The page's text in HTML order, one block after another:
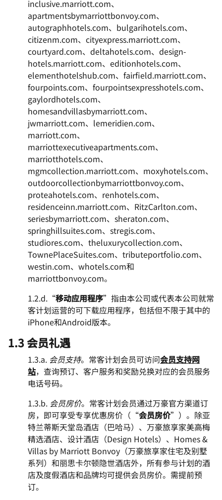
inclusive.marriott.com、
apartmentsbymarriottbonvoy.com、
autographhotels.com、bulgarihotels.com、
citizenm.com、cityexpress.marriott.com、
courtyard.com、deltahotels.com、design-
hotels.marriott.com、editionhotels.com、
elementhotelshub.com、fairfield.marriott.com、
fourpoints.com、fourpointsexpresshotels.com、
gaylordhotels.com、
homesandvillasbymarriott.com、
jwmarriott.com、lemeridien.com、
marriott.com、
marriottexecutiveapartments.com、
marriotthotels.com、
mgmcollection.marriott.com、moxyhotels.com、
outdoorcollectionbymarriottbonvoy.com、
proteahotels.com、renhotels.com、
residenceinn.marriott.com、RitzCarlton.com、
seriesbymarriott.com、sheraton.com、
springhillsuites.com、stregis.com、
studiores.com、theluxurycollection.com、
TownePlaceSuites.com、tributeportfolio.com、
westin.com、whotels.com和
marriottbonvoy.com。
1.2.d.“移动应用程序”指由本公司或代表本公司就常
客计划运营的可下载应用程序，包括但不限于其中的
iPhone和Android版本。
1.3 会员礼遇
1.3.a. 会员支持。常客计划会员可访问会员支持网
站，查询预订、客户服务和奖励兑换对应的会员服务
电话号码。
1.3.b. 会员房价。常客计划会员通过万豪官方渠道订
房，即可享受专享优惠房价（“会员房价”）。除亚
特兰蒂斯天堂岛酒店（巴哈马）、万豪旅享家美高梅
精选酒店、设计酒店（Design Hotels）、Homes &
Villas by Marriott Bonvoy（万豪旅享家住宅及别墅
系列）和丽思卡尔顿隐世酒店外，所有参与计划的酒
店及度假酒店和品牌均可提供会员房价。需提前预
订。